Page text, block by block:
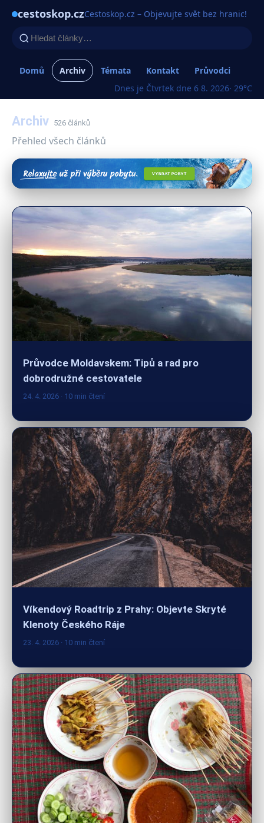
cestoskop.czCestoskop.cz – Objevujte svět bez hranic!
Domů Archiv Témata Kontakt
Průvodci
Dnes je Čtvrtek dne 6 8. 2026· 29°C
Archiv 526 článků
Přehled všech článků
Průvodce Moldavskem: Tipů a rad pro
24. 4. 2026· 10 min čtení
Víkendový Roadtrip z Prahy: Objevte Skryté
23. 4. 2026· 10 min čtení